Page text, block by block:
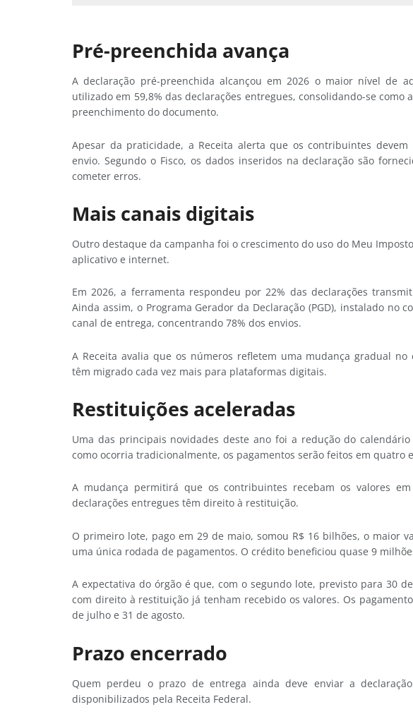
Pré-preenchida avança
A declaração pré-preenchida alcançou em 2026 o maior nível de
utilizado em 59,8% das declarações entregues, consolidando-se
preenchimento do documento.
Apesar da praticidade, a Receita alerta que os contribuintes
envio. Segundo o Fisco, os dados inseridos na declaração são
cometer erros.
Mais canais digitais
Outro destaque da campanha foi o crescimento do uso do Meu
aplicativo e internet.
Em 2026, a ferramenta respondeu por 22% das declarações
Ainda assim, o Programa Gerador da Declaração (PGD), instalado no
canal de entrega, concentrando 78% dos envios.
A Receita avalia que os números refletem uma mudança gradual
têm migrado cada vez mais para plataformas digitais.
Restituições aceleradas
Uma das principais novidades deste ano foi a redução do
como ocorria tradicionalmente, os pagamentos serão feitos em quatro
A mudança permitirá que os contribuintes recebam os valores
declarações entregues têm direito à restituição.
O primeiro lote, pago em 29 de maio, somou R$ 16 bilhões, o maior
uma única rodada de pagamentos. O crédito beneficiou quase 9
A expectativa do órgão é que, com o segundo lote, previsto para 30
com direito à restituição já tenham recebido os valores. Os
de julho e 31 de agosto.
Prazo encerrado
Quem perdeu o prazo de entrega ainda deve enviar a
disponibilizados pela Receita Federal.